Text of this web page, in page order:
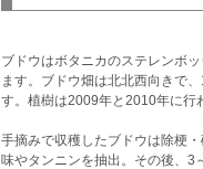
ブドウはボタニカのステレンボ
ます。ブドウ畑は北北西向きで
す。植樹は2009年と2010年に行
手摘みで収穫したブドウは除梗
味やタンニンを抽出。その後、3